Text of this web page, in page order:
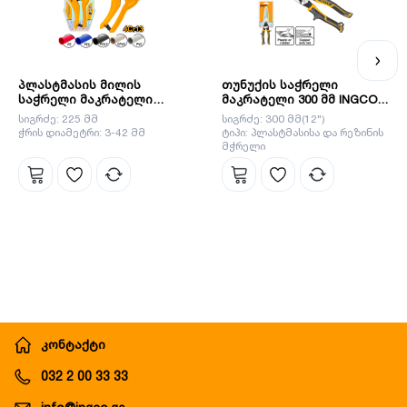
პლასტმასის მილის
საჭრელი მაკრატელი
INGCO HPC0442
სიგრძე: 225 მმ
ჭრის დიამეტრი: 3-42 მმ
თუნუქის საჭრელი
მაკრატელი 300 მმ INGCO
HTSN0112S
სიგრძე: 300 მმ(12")
ტიპი: პლასტმასისა და რეზინის
მჭრელი
კონტაქტი
032 2 00 33 33